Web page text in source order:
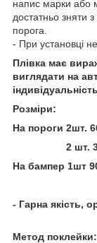
напис марки або
достатньо зняти
порога.
- При установці не
Плівка має
виглядати на
Розміри:
На пороги 2шт.
2 шт.
На бампер 1шт
- Гарна якість,
Метод поклейки: